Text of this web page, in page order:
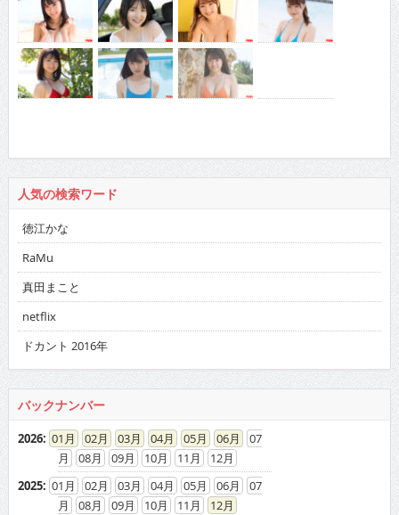
人気の検索ワード
徳江かな
RaMu
真田まこと
netflix
ドカント 2016年
バックナンバー
2026: 01 02 03 04 05 06
07
08
09 10 11
12
2025: 01 02 03 04 05 06
07
08
09 10 11
12